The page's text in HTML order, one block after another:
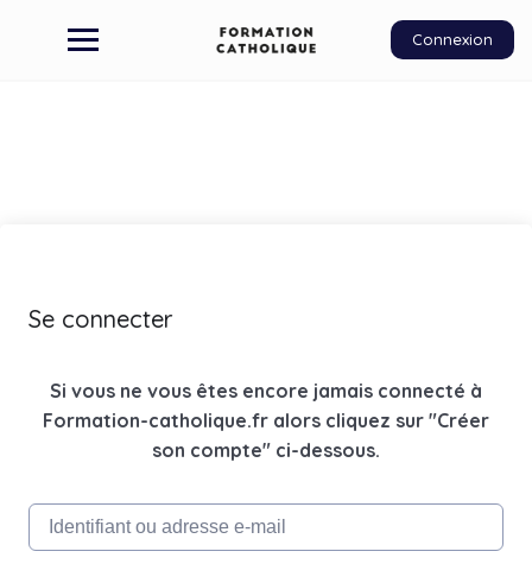
Connexion
Se connecter
Si vous ne vous êtes encore jamais connecté à
Formation-catholique.fr alors cliquez sur "Créer
son compte" ci-dessous.